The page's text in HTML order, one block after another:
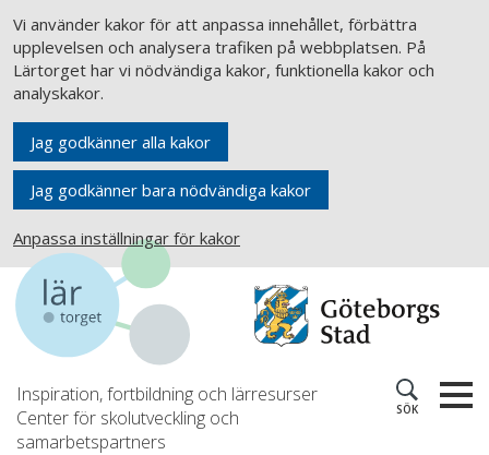
Vi använder kakor för att anpassa innehållet, förbättra
upplevelsen och analysera trafiken på webbplatsen. På
Lärtorget har vi nödvändiga kakor, funktionella kakor och
analyskakor.
Jag godkänner alla kakor
Jag godkänner bara nödvändiga kakor
Anpassa inställningar för kakor
Inspiration, fortbildning och lärresurser
Center för skolutveckling och
samarbetspartners
SÖK